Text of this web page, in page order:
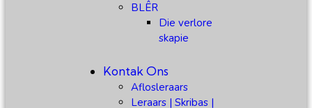
BLÊR
Die verlore
skapie
Kontak Ons
Aflosleraars
Leraars | Skribas |